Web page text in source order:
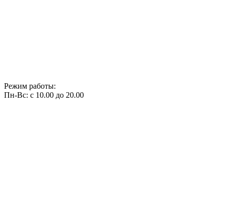
Режим работы:
Пн-Вс: с 10.00 до 20.00